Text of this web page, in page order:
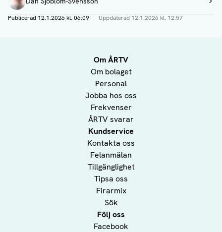
Visa profil
Publicerad 12.1.2026 kl. 06:09 | Uppdaterad 12.1.2026 kl. 12:57
Om ÅRTV
Om bolaget
Personal
Jobba hos oss
Frekvenser
ÅRTV svarar
Kundservice
Kontakta oss
Felanmälan
Tillgänglighet
Tipsa oss
Firarmix
Sök
Följ oss
Facebook